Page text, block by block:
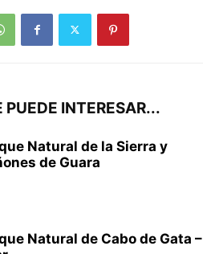
PUEDE INTERESAR...
Natural de la Sierra y
de Guara
Natural de Cabo de Gata –